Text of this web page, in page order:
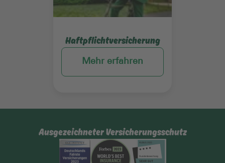
Haftpflichtversicherung
Mehr erfahren
Ausgezeichneter Versicherungsschutz